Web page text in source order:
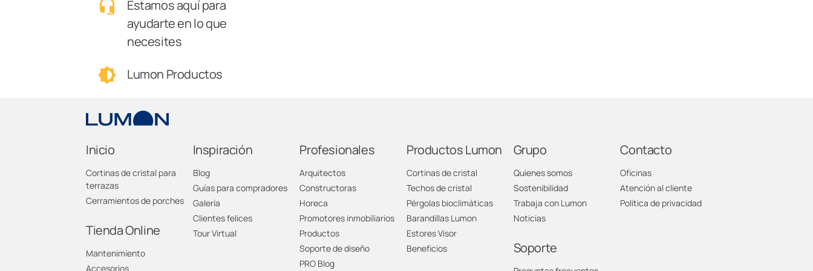
Estamos aquí para
ayudarte en lo que
necesites
Lumon Productos
Inicio
Cortinas de cristal para
terrazas
Cerramientos de porches
Tienda Online
Mantenimiento
Accesorios
Inspiración
Blog
Guías para compradores
Galería
Clientes felices
Tour Virtual
Profesionales
Arquitectos
Constructoras
Horeca
Promotores inmobiliarios
Productos
Soporte de diseño
PRO Blog
Productos Lumon
Cortinas de cristal
Techos de cristal
Pérgolas bioclimáticas
Barandillas Lumon
Estores Visor
Beneficios
Grupo
Quienes somos
Sostenibilidad
Trabaja con Lumon
Noticias
Soporte
Contacto
Oficinas
Atención al cliente
Política de privacidad